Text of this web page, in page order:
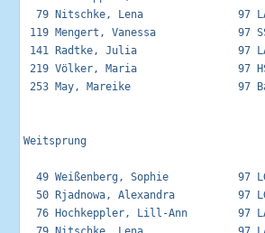
79 Nitschke, Lena
119 Mengert, Vanessa
141 Radtke, Julia                97
219 Völker, Maria                97
253 May, Mareike
Weitsprung
49 Weißenberg, Sophie
50 Rjadnowa, Alexandra
76 Hochkeppler, Lill-Ann